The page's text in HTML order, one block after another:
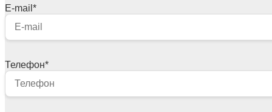
E-mail *
Телефон*